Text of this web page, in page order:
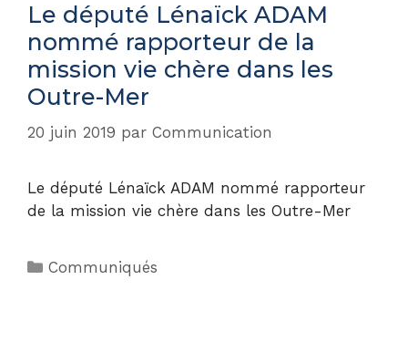
Le député Lénaïck ADAM
nommé rapporteur de la
mission vie chère dans les
Outre-Mer
20 juin 2019 par Communication
Le député Lénaïck ADAM nommé rapporteur
de la mission vie chère dans les Outre-Mer
Communiqués